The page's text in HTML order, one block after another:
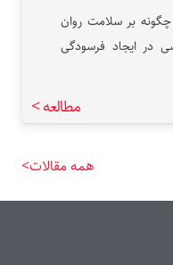
بر سلامت روان
در ایجاد فرسودگی
مطالعه >
همه مقالات>